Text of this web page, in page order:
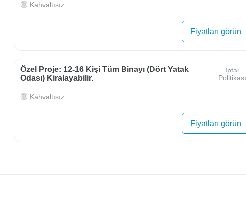
Kahvaltısız
Fiyatları görün
Özel Proje: 12-16 Kişi Tüm Binayı (dört Yatak
Odası) Kiralayabilir.
İptal
Politikası
Kahvaltısız
Fiyatları görün